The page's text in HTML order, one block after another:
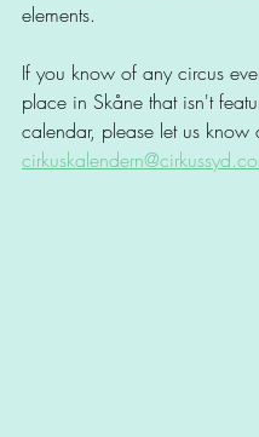
elements.
If you know of any circus
place in Skåne that isn't
calendar, please let us know